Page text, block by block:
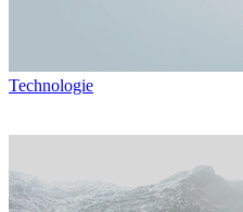
Technologie